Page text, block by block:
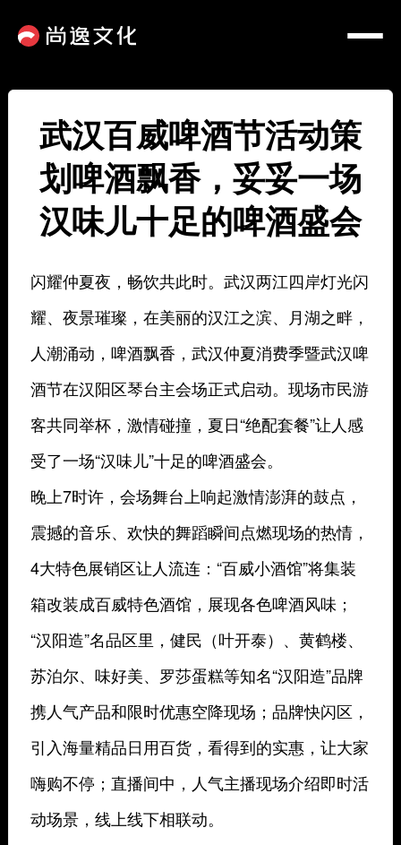
武汉百威啤酒节活动策
划啤酒飘香，妥妥一场
汉味儿十足的啤酒盛会
闪耀仲夏夜，畅饮共此时。武汉两江四岸灯光闪
耀、夜景璀璨，在美丽的汉江之滨、月湖之畔，
人潮涌动，啤酒飘香，武汉仲夏消费季暨武汉啤
酒节在汉阳区琴台主会场正式启动。现场市民游
客共同举杯，激情碰撞，夏日“绝配套餐”让人感
受了一场“汉味儿”十足的啤酒盛会。
晚上7时许，会场舞台上响起激情澎湃的鼓点，
震撼的音乐、欢快的舞蹈瞬间点燃现场的热情，
4大特色展销区让人流连：“百威小酒馆”将集装
箱改装成百威特色酒馆，展现各色啤酒风味；
“汉阳造”名品区里，健民（叶开泰）、黄鹤楼、
苏泊尔、味好美、罗莎蛋糕等知名“汉阳造”品牌
携人气产品和限时优惠空降现场；品牌快闪区，
引入海量精品日用百货，看得到的实惠，让大家
嗨购不停；直播间中，人气主播现场介绍即时活
动场景，线上线下相联动。